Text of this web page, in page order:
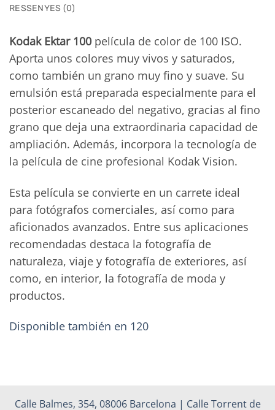
RESSENYES (0)
Kodak Ektar 100 película de color de 100 ISO.
Aporta unos colores muy vivos y saturados,
como también un grano muy fino y suave. Su
emulsión está preparada especialmente para el
posterior escaneado del negativo, gracias al fino
grano que deja una extraordinaria capacidad de
ampliación. Además, incorpora la tecnología de
la película de cine profesional Kodak Vision.
Esta película se convierte en un carrete ideal
para fotógrafos comerciales, así como para
aficionados avanzados. Entre sus aplicaciones
recomendadas destaca la fotografía de
naturaleza, viaje y fotografía de exteriores, así
como, en interior, la fotografía de moda y
productos.
Disponible también en 120
Calle Balmes, 354, 08006 Barcelona | Calle Torrent de